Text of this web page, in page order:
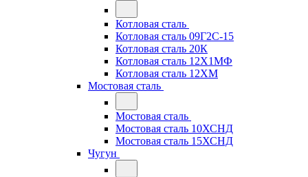
Котловая сталь
Котловая сталь 09Г2С-15
Котловая сталь 20К
Котловая сталь 12Х1МФ
Котловая сталь 12ХМ
Мостовая сталь
Мостовая сталь
Мостовая сталь 10ХСНД
Мостовая сталь 15ХСНД
Чугун